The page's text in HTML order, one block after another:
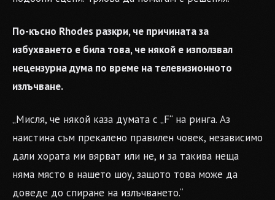
По-късно Rhodes разкри, че причината за
избухването е била това, че някой е използвал
нецензурна дума по време на телевизионното
излъчване.
„Мисля, че някой каза думата с „F“ на ринга. Аз
наистина съм прекалено правилен човек, независимо
дали хората ми вярват или не, и за такива неща
няма място в нашето шоу, защото това може да
доведе до спиране на излъчването.“